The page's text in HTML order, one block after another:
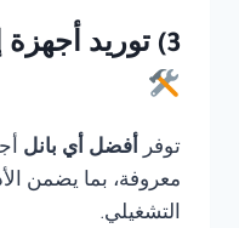
3) توريد أجهزة إنذار الحريق الأصلية
توفر أفضل أي بانل
معروفة، بما يضمن
التشغيلي.